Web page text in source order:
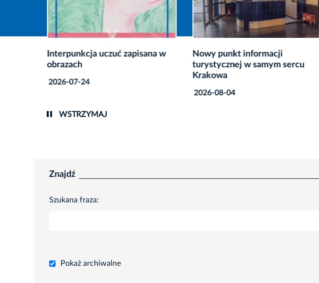
Interpunkcja uczuć zapisana w
obrazach
2026-07-24
Nowy punkt informacji
turystycznej w samym sercu
Krakowa
2026-08-04
WSTRZYMAJ
Znajdź
Szukana fraza:
Pokaż archiwalne